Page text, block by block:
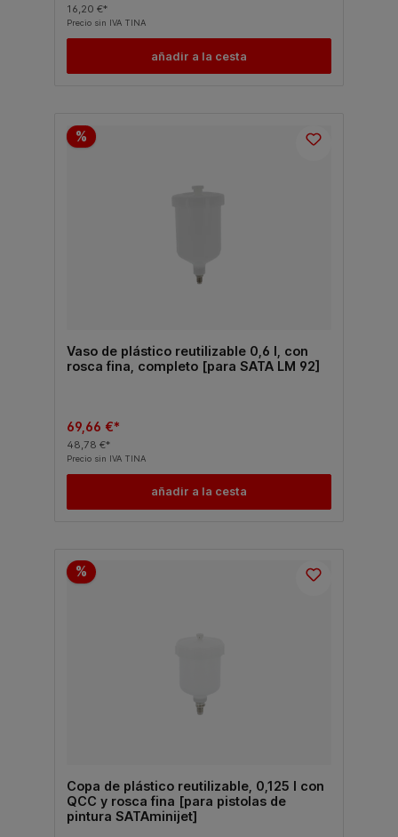
16,20 €*
Precio sin IVA TINA
añadir a la cesta
%
Vaso de plástico reutilizable 0,6 l, con
rosca fina, completo [para SATA LM 92]
69,66 €*
48,78 €*
Precio sin IVA TINA
añadir a la cesta
%
Copa de plástico reutilizable, 0,125 l con
QCC y rosca fina [para pistolas de
pintura SATAminijet]